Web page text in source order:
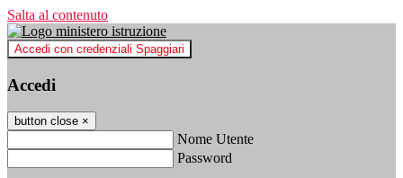
Salta al contenuto
Accedi con credenziali Spaggiari
Accedi
button close ×
Nome Utente
Password